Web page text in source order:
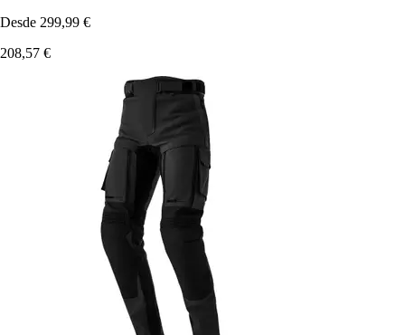
Desde 299,99 €
208,57 €